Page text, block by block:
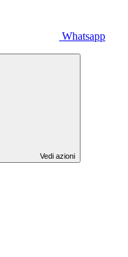
Whatsapp
Vedi azioni